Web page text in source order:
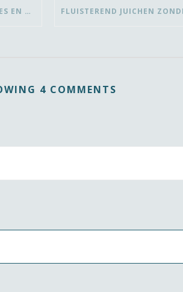
OVER OPGELAAIDE VUURTJES EN DE PAUZE
4 COMMENTS